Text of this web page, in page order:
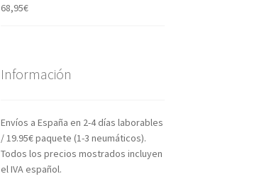
68,95€
Información
Envíos a España en 2-4 días laborables
/ 19.95€ paquete (1-3 neumáticos).
Todos los precios mostrados incluyen
el IVA español.